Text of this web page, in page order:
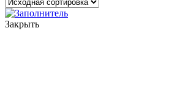
Закрыть